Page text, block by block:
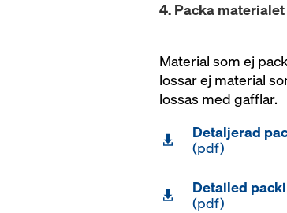
4. Packa
Material som ej
lossar ej material
lossas med gafflar.
Detaljerad
(pdf)
Detailed
(pdf)